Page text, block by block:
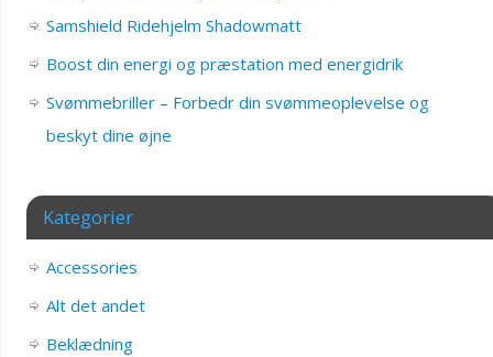
Samshield Ridehjelm Shadowmatt
Boost din energi og præstation med energidrik
Svømmebriller – Forbedr din svømmeoplevelse og
beskyt dine øjne
Kategorier
Accessories
Alt det andet
Beklædning